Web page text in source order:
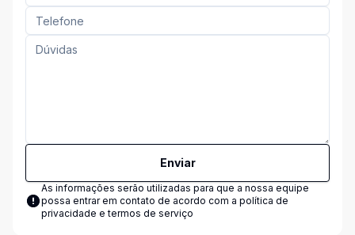
Enviar
As informações serão utilizadas para que a nossa equipe
possa entrar em contato de acordo com a política de
privacidade e termos de serviço